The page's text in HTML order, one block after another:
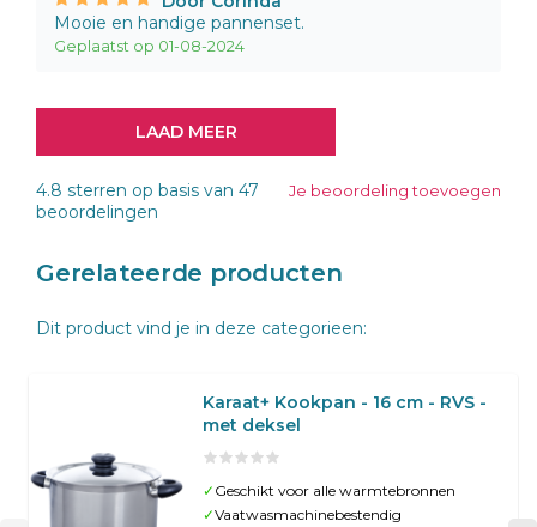
Mooie en handige pannenset.
Geplaatst op 01-08-2024
LAAD MEER
Je beoordeling toevoegen
4.8 sterren op basis van 47
beoordelingen
Gerelateerde producten
Dit product vind je in deze categorieen:
Karaat+ Kookpan - 16 cm - RVS -
met deksel
✓ Geschikt voor alle warmtebronnen
✓Vaatwasmachinebestendig